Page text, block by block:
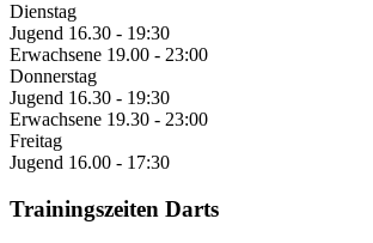
Dienstag
Jugend 16.30 - 19:30
Erwachsene 19.00 - 23:00
Donnerstag
Jugend 16.30 - 19:30
Erwachsene 19.30 - 23:00
Freitag
Jugend 16.00 - 17:30
Trainingszeiten Darts